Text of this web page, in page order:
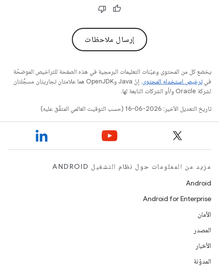
إرسال ملاحظات
يخضع كل من المحتوى وعيّنات التعليمات البرمجية في هذه الصفحة للتراخيص الموضحّة
فيترخيص استخدام المحتوى
. إنّ Java وOpenJDK هما علامتان تجاريتان مسجَّلتان
لشركة Oracle و/أو الشركات التابعة لها.
تاريخ التعديل الأخير: 2026-06-16 (حسب التوقيت العالمي المتفَّق عليه)
مزيد من المعلومات حول نظام التشغيل ANDROID
Android
Android for Enterprise
الأمان
المصدر
الأخبار
المدوّنة